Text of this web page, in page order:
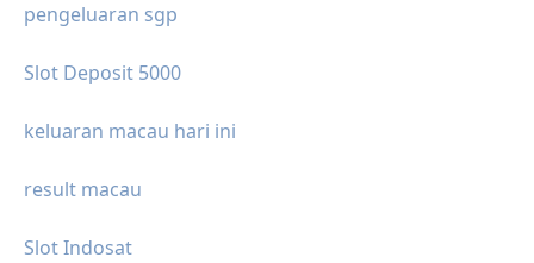
pengeluaran sgp
Slot Deposit 5000
keluaran macau hari ini
result macau
Slot Indosat